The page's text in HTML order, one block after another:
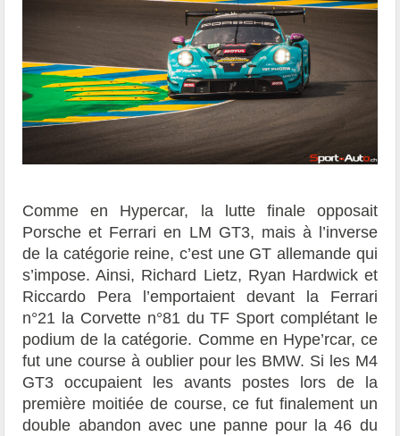
Comme en Hypercar, la lutte finale opposait
Porsche et Ferrari en LM GT3, mais à l’inverse
de la catégorie reine, c’est une GT allemande qui
s’impose. Ainsi, Richard Lietz, Ryan Hardwick et
Riccardo Pera l’emportaient devant la Ferrari
n°21 la Corvette n°81 du TF Sport complétant le
podium de la catégorie. Comme en Hype’rcar, ce
fut une course à oublier pour les BMW. Si les M4
GT3 occupaient les avants postes lors de la
première moitiée de course, ce fut finalement un
double abandon avec une panne pour la 46 du